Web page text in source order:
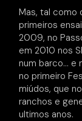
Mas, tal como
primeiros
2009, no
em 2010 nos
num barco… e
no primeiro
miúdos, que
ranchos e
ultimos anos.